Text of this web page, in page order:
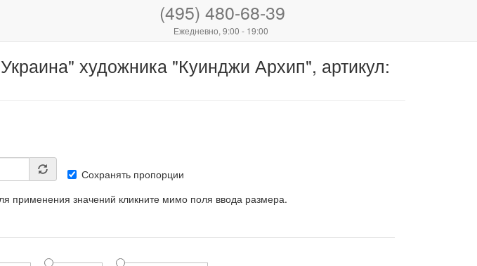
(495) 480-68-39
Ежедневно, 9:00 - 19:00
художника "Куинджи Архип", артикул:
Сохранять пропорции
применения значений кликните мимо поля ввода размера.